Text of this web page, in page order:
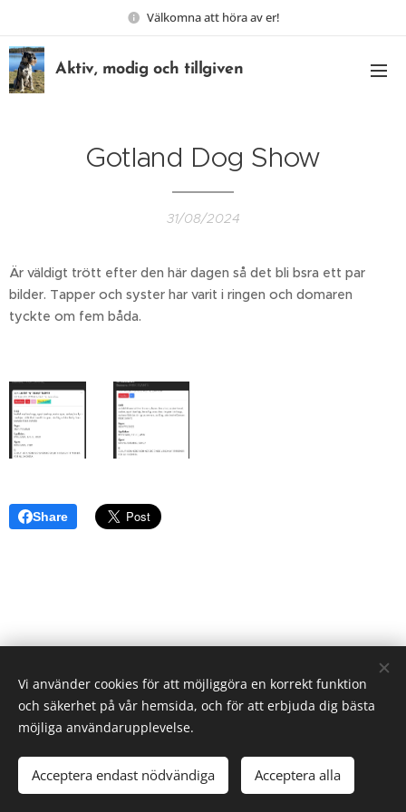
Välkomna att höra av er!
Aktiv, modig och tillgiven
Gotland Dog Show
31/08/2024
Är väldigt trött efter den här dagen så det bli bsra ett par
bilder. Tapper och syster har varit i ringen och domaren
tyckte om fem båda.
Share
Cookies
Vi använder cookies för att möjliggöra en korrekt funktion
och säkerhet på vår hemsida, och för att erbjuda dig bästa
möjliga användarupplevelse.
Acceptera endast nödvändiga Acceptera alla